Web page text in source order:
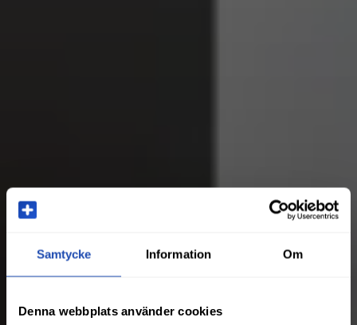
Samtycke Information Om
Denna webbplats använder cookies